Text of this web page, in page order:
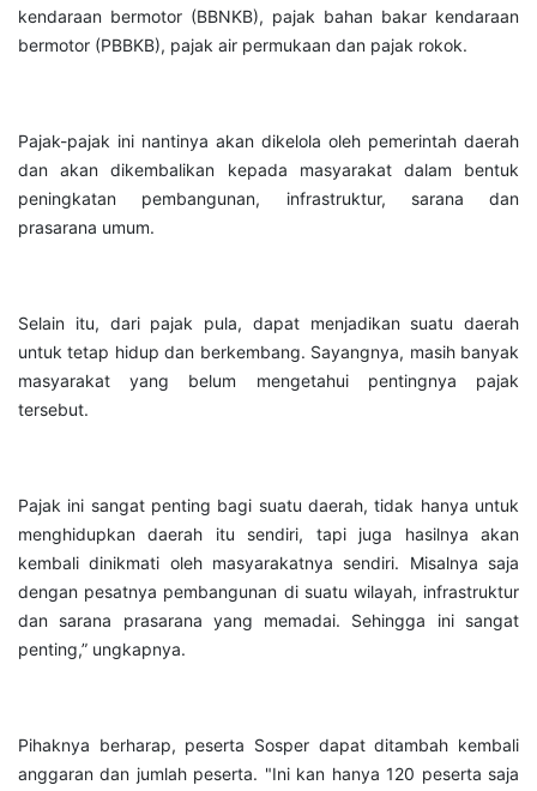
kendaraan bermotor (BBNKB), pajak bahan bakar kendaraan
bermotor (PBBKB), pajak air permukaan dan pajak rokok.
Pajak-pajak ini nantinya akan dikelola oleh pemerintah daerah
dan akan dikembalikan kepada masyarakat dalam bentuk
peningkatan pembangunan, infrastruktur, sarana dan
prasarana umum.
Selain itu, dari pajak pula, dapat menjadikan suatu daerah
untuk tetap hidup dan berkembang. Sayangnya, masih banyak
masyarakat yang belum mengetahui pentingnya pajak
tersebut.
Pajak ini sangat penting bagi suatu daerah, tidak hanya untuk
menghidupkan daerah itu sendiri, tapi juga hasilnya akan
kembali dinikmati oleh masyarakatnya sendiri. Misalnya saja
dengan pesatnya pembangunan di suatu wilayah, infrastruktur
dan sarana prasarana yang memadai. Sehingga ini sangat
penting,” ungkapnya.
Pihaknya berharap, peserta Sosper dapat ditambah kembali
anggaran dan jumlah peserta. "Ini kan hanya 120 peserta saja